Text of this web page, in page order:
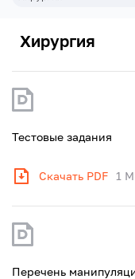
Хирургия
Тестовые задания
Скачать PDF 1
Перечень